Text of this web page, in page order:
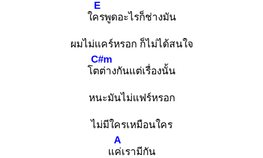
ใคร
E
พูดอะไรก็ช่างมัน
ผมไม่แคร์หรอก ก็ไม่ได้สนใจ
โตต่
C#m
างกันแต่เรื่องนั้น
หนะมันไม่แฟร์หรอก
ไม่มีใครเหมือนใคร
แค่เ
A
รามีกัน